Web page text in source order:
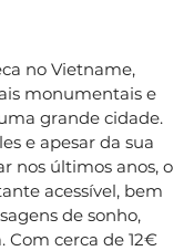
no Vietname,
monumentais e
grande cidade.
e apesar da sua
nos últimos anos, o
acessível, bem
de sonho,
cerca de 12€